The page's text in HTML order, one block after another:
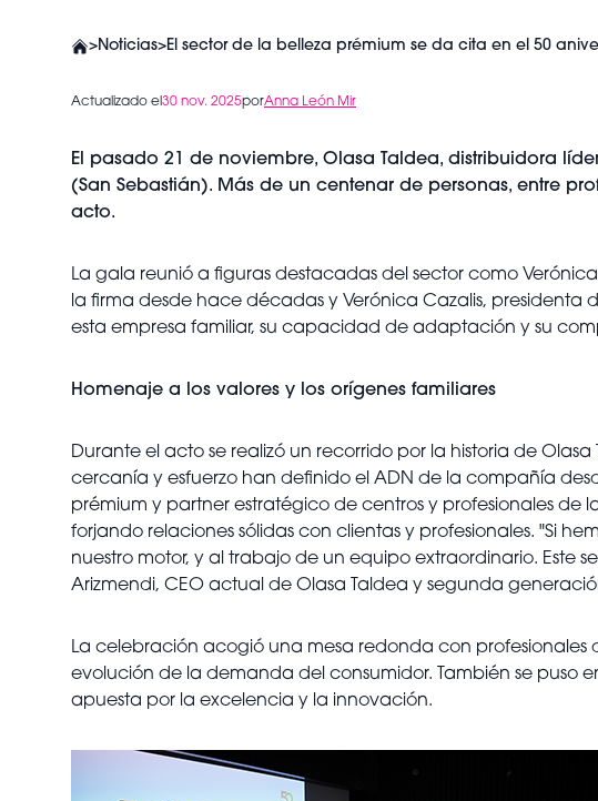
>Noticias>El sector de la belleza prémium se da cita en el 50
Actualizado el30 nov. 2025porAnna León Mir
El pasado 21 de noviembre, Olasa Taldea, distribuidora
(San Sebastián). Más de un centenar de personas, entre
acto.
La gala reunió a figuras destacadas del sector como
la firma desde hace décadas y Verónica Cazalis, presidenta
esta empresa familiar, su capacidad de adaptación y su
Homenaje a los valores y los orígenes familiares
Durante el acto se realizó un recorrido por la historia de
cercanía y esfuerzo han definido el ADN de la compañía
prémium y partner estratégico de centros y profesionales
forjando relaciones sólidas con clientas y profesionales. "Si
nuestro motor, y al trabajo de un equipo extraordinario. Este
Arizmendi, CEO actual de Olasa Taldea y segunda
La celebración acogió una mesa redonda con profesionales
evolución de la demanda del consumidor. También se puso
apuesta por la excelencia y la innovación.